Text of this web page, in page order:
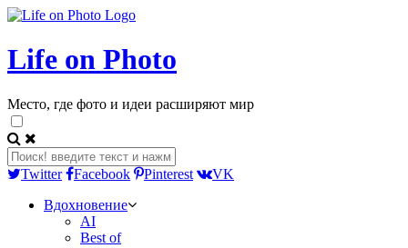
Life on Photo
Место, где фото и идеи расширяют мир
Twitter Facebook Pinterest
VK
Вдохновение
AI
Best of